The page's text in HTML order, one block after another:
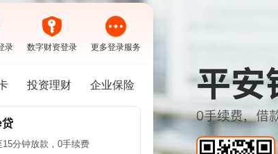
业务风险防范的提示
险防范的提示
利率的公告
录 数字财资登录 更多登录服务
投资理财 企业保险
贷
15分钟放款，0手续费